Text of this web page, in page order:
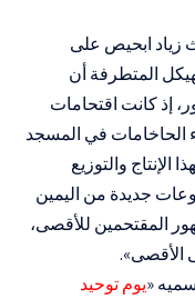
زياد ابحيص على
المتطرفة أن
إذ كانت اقتحامات
الحاخامات في المسجد
الإنتاج والتوزيع
جديدة من اليمين
المقتحمين للأقصى،
الأقصى».
«يوم توحيد